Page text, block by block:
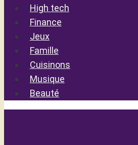
High tech
Finance
Jeux
Famille
Cuisinons
Musique
Beauté